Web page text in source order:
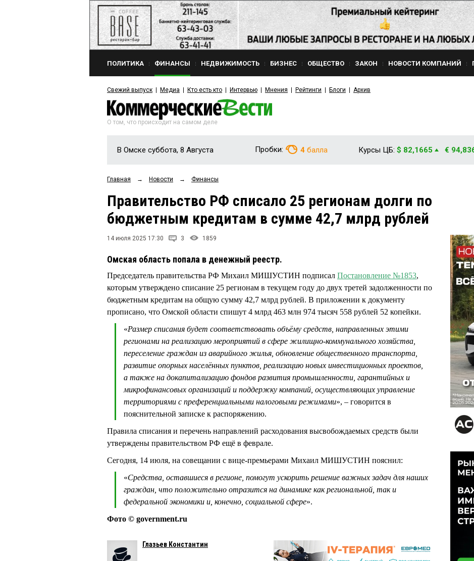
ПОЛИТИКА ФИНАНСЫ НЕДВИЖИМОСТЬ БИЗНЕС ОБЩЕСТВО ЗАКОН НОВОСТИ КОМПАНИЙ
Свежий выпуск Медиа Кто есть кто Интервью Мнения Рейтинги Блоги Архив
О том, что происходит на самом деле
В Омске суббота, 8 Августа Пробки: 4 балла Курсы ЦБ: $ 82,1665 €
Главная → Новости → Финансы
Правительство РФ списало 25 регионам долги по
бюджетным кредитам в сумме 42,7 млрд рублей
14 июля 2025 17:30 3 1859
Омская область попала в денежный реестр.
Председатель правительства РФ Михаил МИШУСТИН подписал Постановление №1853,
которым утверждено списание 25 регионам в текущем году до двух третей задолженности по
бюджетным кредитам на общую сумму 42,7 млрд рублей. В приложении к документу
прописано, что Омской области спишут 4 млрд 463 млн 974 тысяч 558 рублей 52 копейки.
«Размер списания будет соответствовать объёму средств, направленных этими
регионами на реализацию мероприятий в сфере жилищно-коммунального хозяйства,
переселение граждан из аварийного жилья, обновление общественного транспорта,
развитие опорных населённых пунктов, реализацию новых инвестиционных проектов,
а также на докапитализацию фондов развития промышленности, гарантийных и
микрофинансовых организаций и поддержку компаний, осуществляющих управление
территориями с преференциальными налоговыми режимами», – говорится в
пояснительной записке к распоряжению.
Правила списания и перечень направлений расходования высвобождаемых средств были
утверждены правительством РФ ещё в феврале.
Сегодня, 14 июля, на совещании с вице-премьерами Михаил МИШУСТИН пояснил:
«Средства, оставшиеся в регионе, помогут ускорить решение важных задач для наших
граждан, что положительно отразится на динамике как региональной, так и
федеральной экономики и, конечно, социальной сфере».
Фото © government.ru
Глазьев Константин